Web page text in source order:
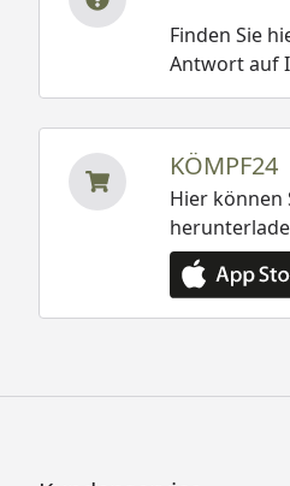
Finden Sie
Antwort auf
KÖMPF24
Hier können